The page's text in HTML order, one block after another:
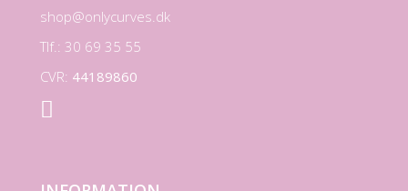
shop@onlycurves.dk
Tlf.: 30 69 35 55
CVR: 44189860
